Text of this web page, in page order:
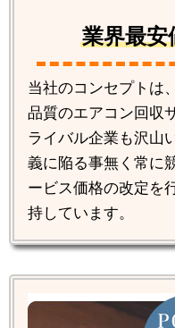
業界最安
当社のコンセプトは
品質のエアコン回収
ライバル企業も沢山
義に陥る事無く常に
ービス価格の改定を
持しています。